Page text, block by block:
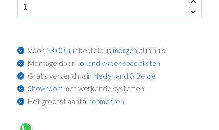
Voor 13:00 uur besteld, is morgen al in huis
Montage door kokend water specialisten
Gratis verzending in Nederland & België
Showroom met werkende systemen
Het grootst aantal topmerken